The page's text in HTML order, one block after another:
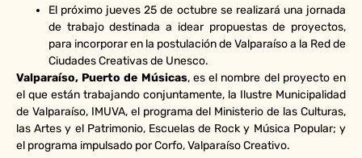
El próximo jueves 25 de octubre se realizará una jornada
de trabajo destinada a idear propuestas de proyectos,
para incorporar en la postulación de Valparaíso a la Red de
Ciudades Creativas de Unesco.
Valparaíso, Puerto de Músicas, es el nombre del proyecto en
el que están trabajando conjuntamente, la Ilustre Municipalidad
de Valparaíso, IMUVA, el programa del Ministerio de las Culturas,
las Artes y el Patrimonio, Escuelas de Rock y Música Popular; y
el programa impulsado por Corfo, Valparaíso Creativo.